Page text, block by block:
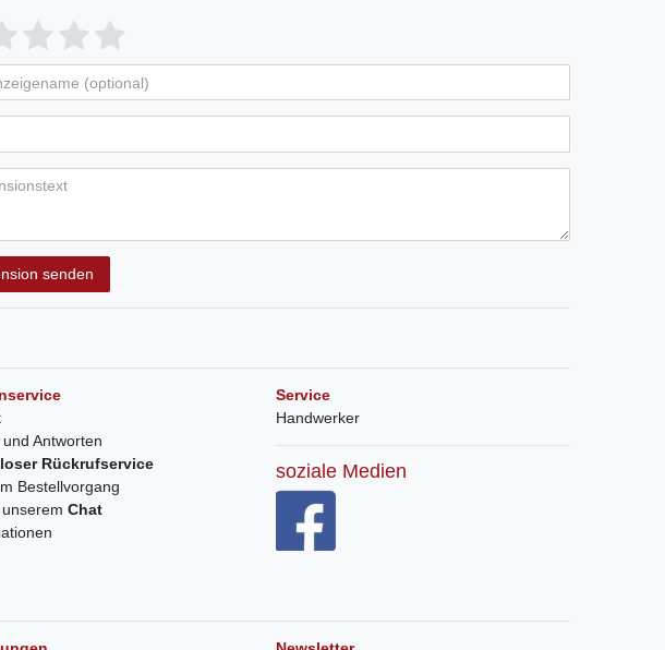
senden
Antworten
Rückrufservice
Bestellvorgang
Chat
Service
Handwerker
soziale Medien